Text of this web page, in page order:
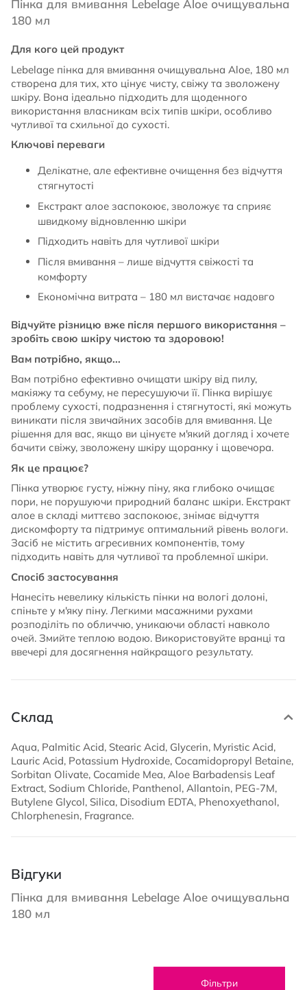
Пінка для вмивання Lebelage Aloe очищувальна
180 мл
Для кого цей продукт
Lebelage пінка для вмивання очищувальна Aloe, 180 мл
створена для тих, хто цінує чисту, свіжу та зволожену
шкіру. Вона ідеально підходить для щоденного
використання власникам всіх типів шкіри, особливо
чутливої та схильної до сухості.
Ключові переваги
Делікатне, але ефективне очищення без відчуття
стягнутості
Екстракт алое заспокоює, зволожує та сприяє
швидкому відновленню шкіри
Підходить навіть для чутливої шкіри
Після вмивання – лише відчуття свіжості та
комфорту
Економічна витрата – 180 мл вистачає надовго
Відчуйте різницю вже після першого використання –
зробіть свою шкіру чистою та здоровою!
Вам потрібно, якщо...
Вам потрібно ефективно очищати шкіру від пилу,
макіяжу та себуму, не пересушуючи її. Пінка вирішує
проблему сухості, подразнення і стягнутості, які можуть
виникати після звичайних засобів для вмивання. Це
рішення для вас, якщо ви цінуєте м'який догляд і хочете
бачити свіжу, зволожену шкіру щоранку і щовечора.
Як це працює?
Пінка утворює густу, ніжну піну, яка глибоко очищає
пори, не порушуючи природний баланс шкіри. Екстракт
алое в складі миттєво заспокоює, знімає відчуття
дискомфорту та підтримує оптимальний рівень вологи.
Засіб не містить агресивних компонентів, тому
підходить навіть для чутливої та проблемної шкіри.
Спосіб застосування
Нанесіть невелику кількість пінки на вологі долоні,
спіньте у м'яку піну. Легкими масажними рухами
розподіліть по обличчю, уникаючи області навколо
очей. Змийте теплою водою. Використовуйте вранці та
ввечері для досягнення найкращого результату.
Склад
Aqua, Palmitic Acid, Stearic Acid, Glycerin, Myristic Acid,
Lauric Acid, Potassium Hydroxide, Cocamidopropyl Betaine,
Sorbitan Olivate, Cocamide Mea, Aloe Barbadensis Leaf
Extract, Sodium Chloride, Panthenol, Allantoin, PEG-7M,
Butylene Glycol, Silica, Disodium EDTA, Phenoxyethanol,
Chlorphenesin, Fragrance.
Відгуки
Пінка для вмивання Lebelage Aloe очищувальна
180 мл
Фільтри